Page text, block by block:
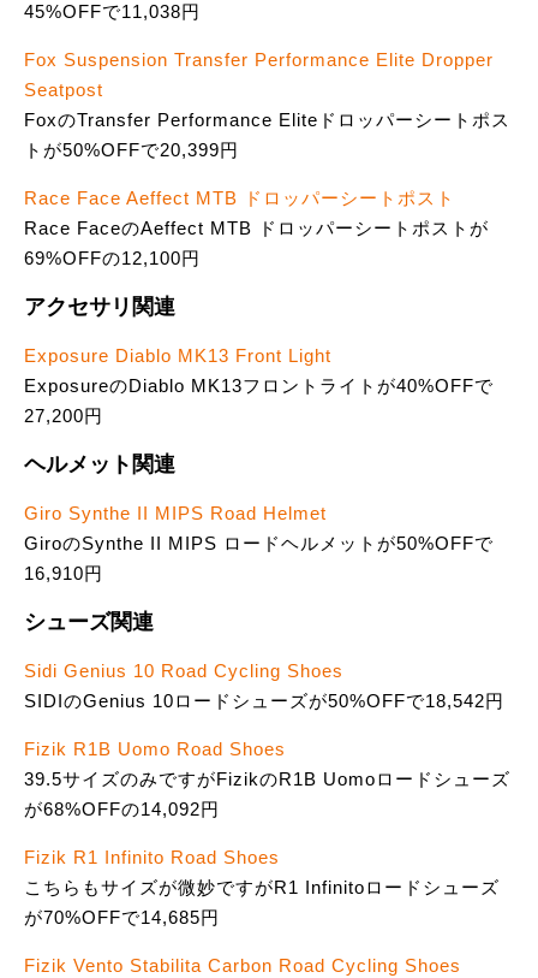
45%OFFで11,038円
Fox Suspension Transfer Performance Elite Dropper
Seatpost
FoxのTransfer Performance Eliteドロッパーシートポス
トが50%OFFで20,399円
Race Face Aeffect MTB ドロッパーシートポスト
Race FaceのAeffect MTB ドロッパーシートポストが
69%OFFの12,100円
アクセサリ関連
Exposure Diablo MK13 Front Light
ExposureのDiablo MK13フロントライトが40%OFFで
27,200円
ヘルメット関連
Giro Synthe II MIPS Road Helmet
GiroのSynthe II MIPS ロードヘルメットが50%OFFで
16,910円
シューズ関連
Sidi Genius 10 Road Cycling Shoes
SIDIのGenius 10ロードシューズが50%OFFで18,542円
Fizik R1B Uomo Road Shoes
39.5サイズのみですがFizikのR1B Uomoロードシューズ
が68%OFFの14,092円
Fizik R1 Infinito Road Shoes
こちらもサイズが微妙ですがR1 Infinitoロードシューズ
が70%OFFで14,685円
Fizik Vento Stabilita Carbon Road Cycling Shoes